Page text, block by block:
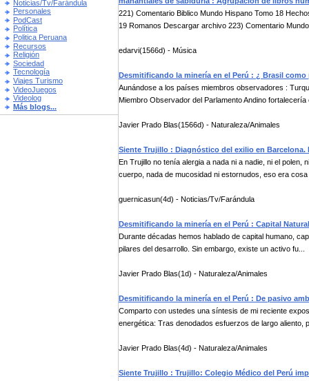
Noticias/Tv/Farándula
Personales
PodCast
Política
Politica Peruana
Recursos
Religión
Sociedad
Tecnología
Viajes Turismo
VideoJuegos
Videolog
Más blogs...
221) Comentario Biblico Mundo Hispano Tomo 18
19 Romanos Descargar archivo 223) Comentario
edarvi(1566d) - Música
Desmitificando la minería en el Perú : ¿ Brasil
Aunándose a los países miembros observadores :
Miembro Observador del Parlamento Andino fortalecería
Javier Prado Blas(1566d) - Naturaleza/Animales
Siente Trujillo : Diagnóstico del exilio en Barcelona.
En Trujillo no tenía alergia a nada ni a nadie, ni el
cuerpo, nada de mucosidad ni estornudos, eso era cosa
guernicasun(4d) - Noticias/Tv/Farándula
Desmitificando la minería en el Perú : Capital
Durante décadas hemos hablado de capital humano,
pilares del desarrollo. Sin embargo, existe un activo fu...
Javier Prado Blas(1d) - Naturaleza/Animales
Desmitificando la minería en el Perú : De pasivo
Comparto con ustedes una síntesis de mi reciente
energética: Tras denodados esfuerzos de largo aliento,
Javier Prado Blas(4d) - Naturaleza/Animales
Siente Trujillo : Trujillo: Colegio Médico del Perú